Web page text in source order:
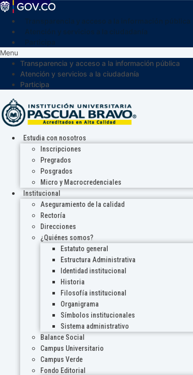
Menu
Transparencia y acceso a la información pública
Atención y servicios a la ciudadanía
Participa
Estudia con nosotros
Inscripciones
Pregrados
Posgrados
Micro y Macrocredenciales
Institucional
Aseguramiento de la calidad
Rectoría
Direcciones
¿Quiénes somos?
Estatuto general
Estructura Administrativa
Identidad institucional
Historia
Filosofía institucional
Organigrama
Símbolos institucionales
Sistema administrativo
Balance Social
Campus Universitario
Campus Verde
Fondo Editorial